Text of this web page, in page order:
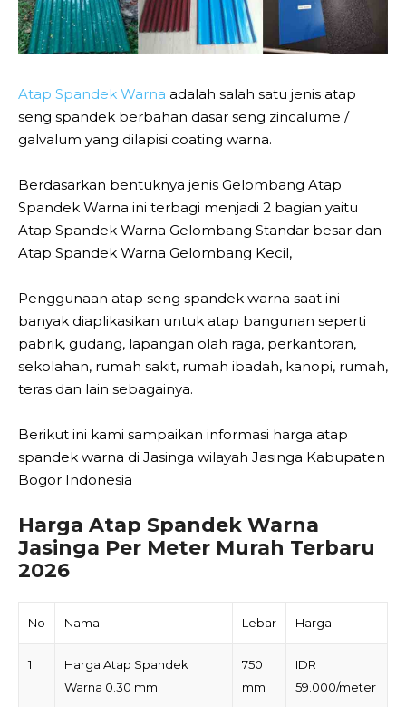
Atap Spandek Warna adalah salah satu jenis atap
seng spandek berbahan dasar seng zincalume /
galvalum yang dilapisi coating warna.
Berdasarkan bentuknya jenis Gelombang Atap
Spandek Warna ini terbagi menjadi 2 bagian yaitu
Atap Spandek Warna Gelombang Standar besar dan
Atap Spandek Warna Gelombang Kecil,
Penggunaan atap seng spandek warna saat ini
banyak diaplikasikan untuk atap bangunan seperti
pabrik, gudang, lapangan olah raga, perkantoran,
sekolahan, rumah sakit, rumah ibadah, kanopi, rumah,
teras dan lain sebagainya.
Berikut ini kami sampaikan informasi harga atap
spandek warna di Jasinga wilayah Jasinga Kabupaten
Bogor Indonesia
Harga Atap Spandek Warna
Jasinga Per Meter Murah Terbaru
2026
No Nama Lebar Harga
1
Harga Atap Spandek
Warna 0.30 mm
750
mm
IDR
59.000/meter